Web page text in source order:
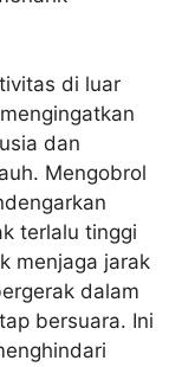
di luar
dan
Mengobrol
terlalu tinggi
menjaga jarak
dalam
bersuara. Ini